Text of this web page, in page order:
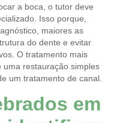
a boca, o tutor deve
Isso porque,
maiores as
do dente e evitar
O tratamento mais
uma restauração simples
um tratamento de canal.
em